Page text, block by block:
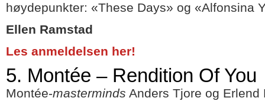
høydepunkter: «These Days» og «Alfonsina
Ellen Ramstad
Les anmeldelsen her!
5. Montée – Rendition Of You
Montée-masterminds Anders Tjore og